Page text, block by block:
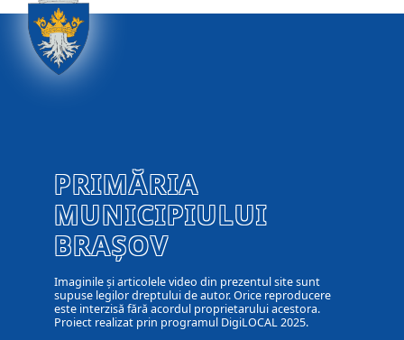
PRIMĂRIA
MUNICIPIULUI
BRAȘOV
Imaginile și articolele video din prezentul site sunt
supuse legilor dreptului de autor. Orice reproducere
este interzisă fără acordul proprietarului acestora.
Proiect realizat prin programul DigiLOCAL 2025.